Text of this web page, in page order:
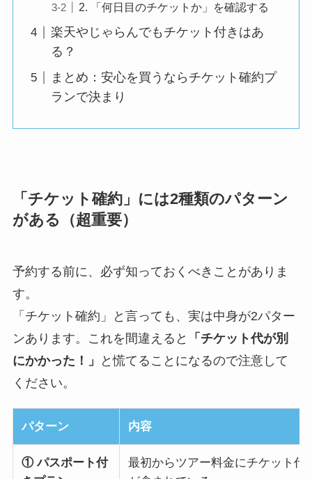
2. 「何日目のチケットか」を確認する
楽天やじゃらんでもチケット付きはあ
る？
まとめ：安心を買うならチケット確約プ
ランで決まり
「チケット確約」には2種類のパターン
がある（超重要）
予約する前に、必ず知っておくべきことがありま
す。
「チケット確約」と言っても、実は中身が2パター
ンあります。これを間違えると
「チケット代が別
にかかった！」
と慌てることになるので注意して
ください。
パターン 内容
① パスポート付
最初からツアー料金にチケット代